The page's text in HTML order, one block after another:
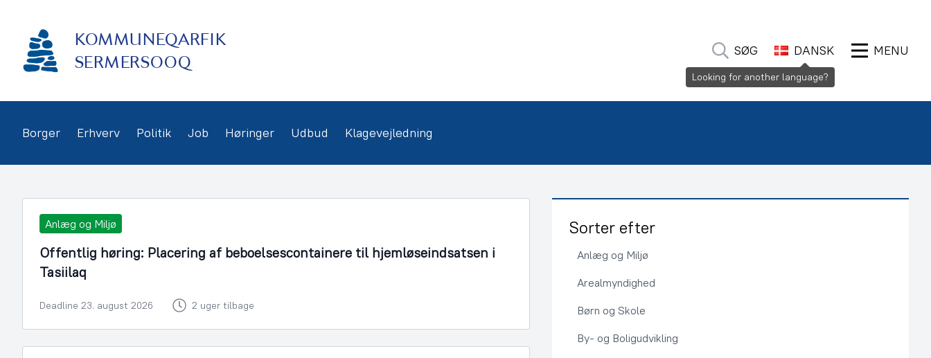
indhold
KOMMUNEQARFIK
SERMERSOOQ
SØG DANSK MENU
Borger Erhverv Politik Job Høringer Udbud Klagevejledning
Anlæg og Miljø
Offentlig høring: Placering af beboelsescontainere til hjemløseindsatsen i
Tasiilaq
Deadline 23. august 2026 2 uger tilbage
Sorter efter
Anlæg og Miljø
Arealmyndighed
Børn og Skole
By- og Boligudvikling
Looking for another language?